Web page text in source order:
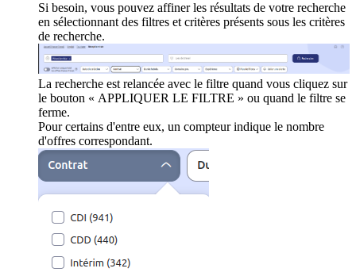
Si besoin, vous pouvez affiner les résultats de votre recherche
en sélectionnant des filtres et critères présents sous les critères
de recherche.
La recherche est relancée avec le filtre quand vous cliquez sur
le bouton « APPLIQUER LE FILTRE » ou quand le filtre se
ferme.
Pour certains d'entre eux, un compteur indique le nombre
d'offres correspondant.